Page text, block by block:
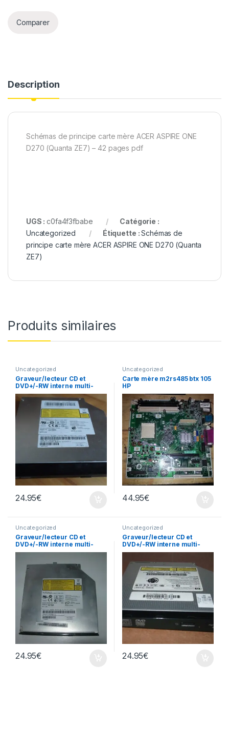
Comparer
Description
Schémas de principe carte mère ACER ASPIRE ONE
D270 (Quanta ZE7) – 42 pages pdf
UGS :c0fa4f3fbabe
Catégorie :
Uncategorized
Étiquette :Schémas de
principe carte mère ACER ASPIRE ONE D270 (Quanta
ZE7)
Produits similaires
Uncategorized
Graveur/lecteur CD et
DVD+/-RW interne multi-
recorder portable AD-7585H
24.95€
Uncategorized
Carte mère m2rs485 btx 105
HP
44.95€
Uncategorized
Graveur/lecteur CD et
DVD+/-RW interne multi-
recorder portable AD-
24.95€
Uncategorized
Graveur/lecteur CD et
DVD+/-RW interne multi-
recorder portable TS-L632
24.95€